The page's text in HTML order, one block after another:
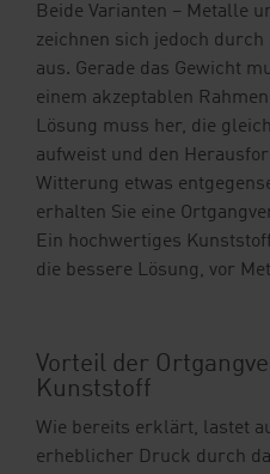
Beide Varianten – Metalle
zeichnen sich jedoch
aus. Gerade das Gewicht
einem akzeptablen
Lösung muss her, die
aufweist und den
Witterung etwas
erhalten Sie eine
Ein hochwertiges
die bessere Lösung, vor
Vorteil der
Kunststoff
Wie bereits erklärt, lastet
erheblicher Druck durch